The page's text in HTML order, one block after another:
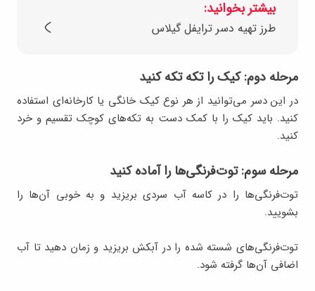
بیشتر بخوانید:
طرز تهیه دسر ترایفل گیلاس
مرحله دوم: کیک را تکه تکه کنید
در این دسر می‌توانید از هر نوع کیک خانگی یا کارخانه‌ای استفاده
کنید. باید کیک را با کمک دست به تکه‌های کوچک تقسیم و خرد
کنید.
مرحله سوم: توت‌فرنگی‌ها را آماده کنید
توت‌فرنگی‌ها را در کاسه آب سردی بریزید و به خوبی آن‌ها را
بشویید.
توت‌فرنگی‌های شسته شده را در آبکش بریزید و زمان دهید تا آب
اضافی آن‌ها گرفته شود.